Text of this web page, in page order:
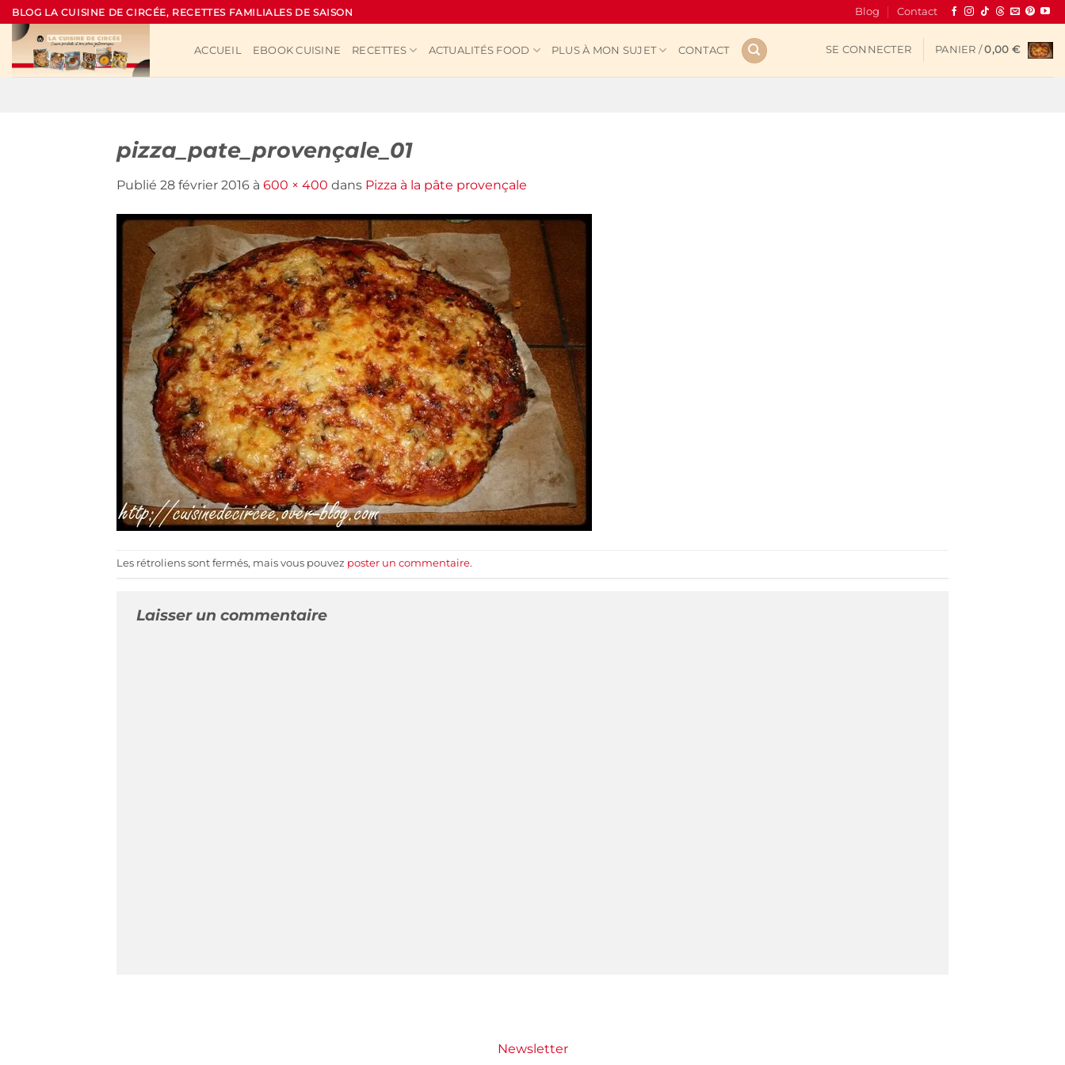
Passer
au
contenu
BLOG LA CUISINE DE CIRCÉE, RECETTES FAMILIALES DE SAISON Blog Contact
ACCUEIL EBOOK CUISINE RECETTES ACTUALITÉS FOOD PLUS À MON SUJET CONTACT SE CONNECTER PANIER /0,00 €
pizza_pate_provençale_01
Publié 28 février 2016 à 600 × 400 dans Pizza à la pâte provençale
Les rétroliens sont fermés, mais vous pouvez poster un commentaire.
Laisser un commentaire
Newsletter